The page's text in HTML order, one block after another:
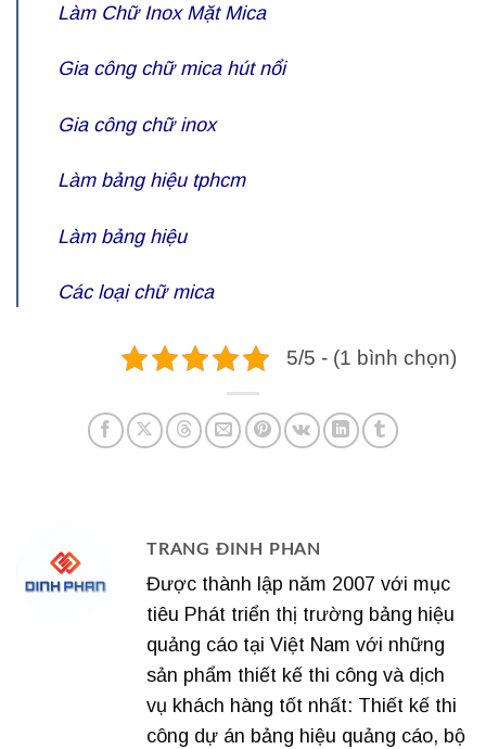
Làm Chữ Inox Mặt Mica
Gia công chữ mica hút nổi
Gia công chữ inox
Làm bảng hiệu tphcm
Làm bảng hiệu
Các loại chữ mica
5/5 - (1 bình chọn)
TRANG ĐINH PHAN
Được thành lập năm 2007 với mục
tiêu Phát triển thị trường bảng hiệu
quảng cáo tại Việt Nam với những
sản phẩm thiết kế thi công và dịch
vụ khách hàng tốt nhất: Thiết kế thi
công dự án bảng hiệu quảng cáo, bộ